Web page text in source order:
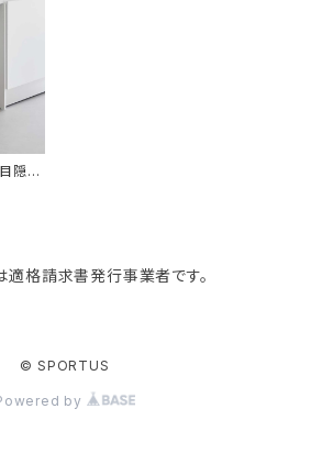
ー
隠し
ミ箱
き 1
適格請求書発行事業者です。
© SPORTUS
by